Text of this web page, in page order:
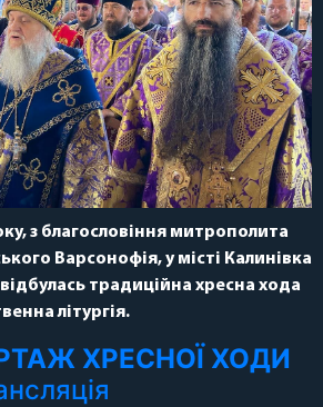
з благословіння митрополита
Варсонофія, у місті Калинівка
відбулась традиційна хресна хода
літургія.
ХРЕСНОЇ ХОДИ